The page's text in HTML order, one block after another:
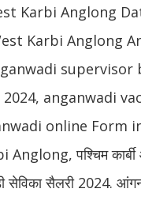
Karbi Anglong
Karbi Anglong
anganwadi
online Form
पश्चिम कार्बी
सेविका सैलरी 2024.